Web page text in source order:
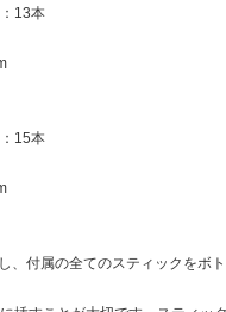
13本
15本
、付属の全てのスティックをボ